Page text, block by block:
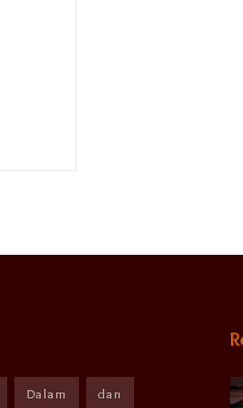
Dalam dan